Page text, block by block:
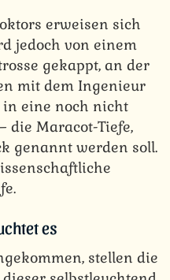
erweisen sich
jedoch von einem
gekappt, an der
mit dem Ingenieur
eine noch nicht
die Maracot-Tiefe,
genannt werden soll.
es
stellen die